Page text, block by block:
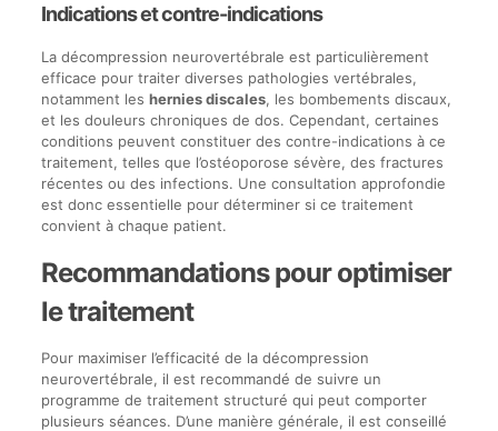
Indications et contre-indications
La décompression neurovertébrale est particulièrement
efficace pour traiter diverses pathologies vertébrales,
notamment les hernies discales, les bombements discaux,
et les douleurs chroniques de dos. Cependant, certaines
conditions peuvent constituer des contre-indications à ce
traitement, telles que l’ostéoporose sévère, des fractures
récentes ou des infections. Une consultation approfondie
est donc essentielle pour déterminer si ce traitement
convient à chaque patient.
Recommandations pour optimiser
le traitement
Pour maximiser l’efficacité de la décompression
neurovertébrale, il est recommandé de suivre un
programme de traitement structuré qui peut comporter
plusieurs séances. D’une manière générale, il est conseillé